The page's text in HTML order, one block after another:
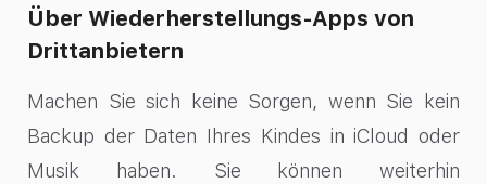
Über Wiederherstellungs-Apps von
Drittanbietern
Machen Sie sich keine Sorgen, wenn Sie kein
Backup der Daten Ihres Kindes in iCloud oder
Musik haben. Sie können weiterhin